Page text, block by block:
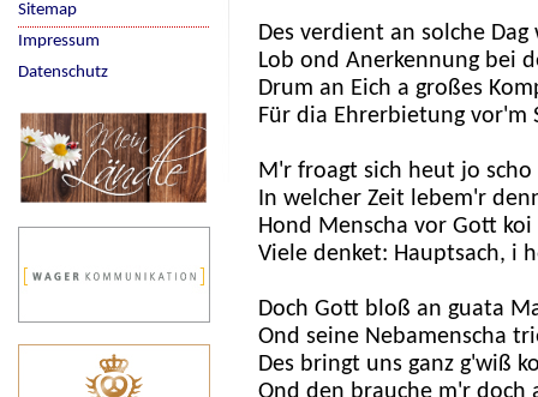
Des verdient an solche
Lob ond Anerkennung bei
Drum an Eich a großes
Für dia Ehrerbietung vor'm
M'r froagt sich heut jo scho
In welcher Zeit lebem'r
Hond Menscha vor Gott
Viele denket: Hauptsach, i
Doch Gott bloß an guata
Ond seine Nebamenscha
Des bringt uns ganz g'wiß
Ond den brauche m'r doch
Sitemap
Impressum
Datenschutz